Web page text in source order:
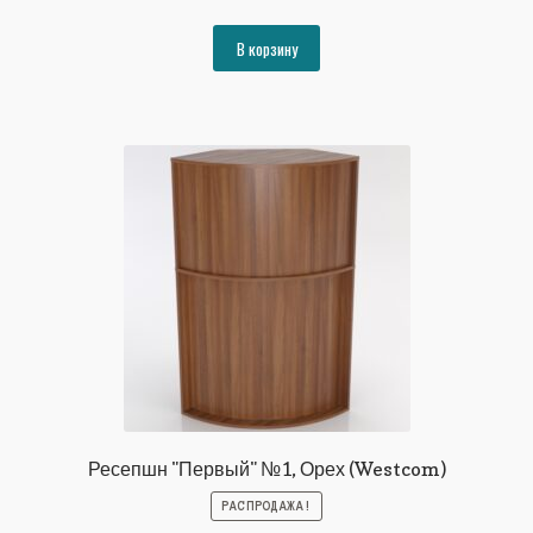
составляла
25984₽.
В корзину
Ресепшн "Первый" №1, Орех (Westcom)
РАСПРОДАЖА!